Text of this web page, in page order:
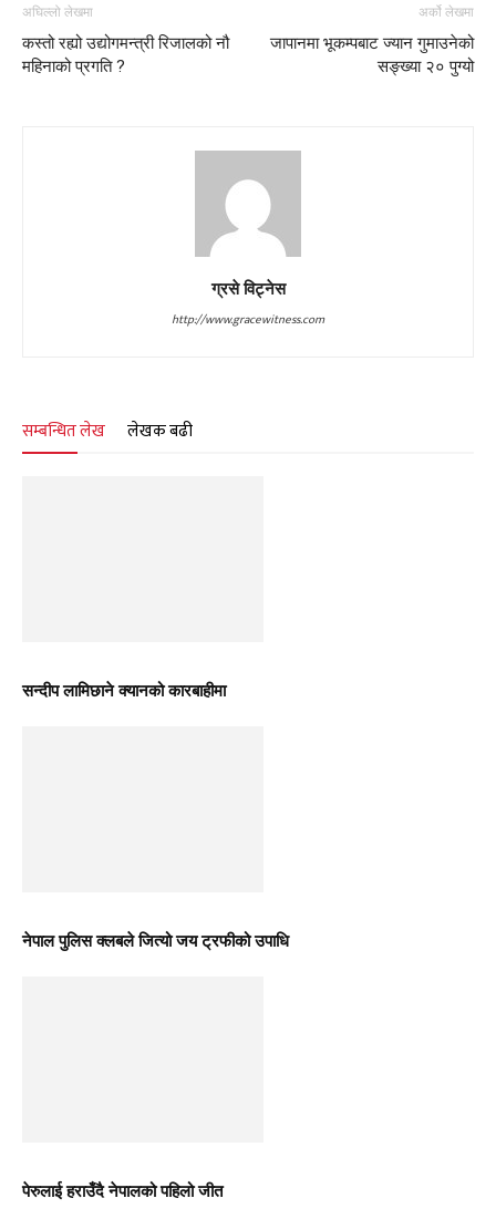
अघिल्लो लेखमा
कस्तो रह्यो उद्योगमन्त्री रिजालको नौ
महिनाको प्रगति ?
अर्को लेखमा
जापानमा भूकम्पबाट ज्यान गुमाउनेको
सङ्ख्या २० पुग्यो
ग्रसे विट्नेस
http://www.gracewitness.com
सम्बन्धित लेख लेखक बढी
सन्दीप लामिछाने क्यानको कारबाहीमा
नेपाल पुलिस क्लबले जित्यो जय ट्रफीको उपाधि
पेरुलाई हराउँदै नेपालको पहिलो जीत